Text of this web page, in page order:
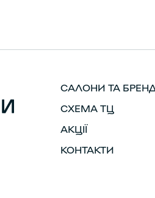
САЛОНИ ТА
СХЕМА ТЦ
АКЦІЇ
КОНТАКТИ